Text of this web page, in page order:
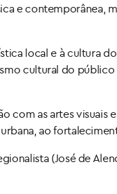
e contemporânea,
local e à cultura
cultural do
as artes visuais
ao
(José de